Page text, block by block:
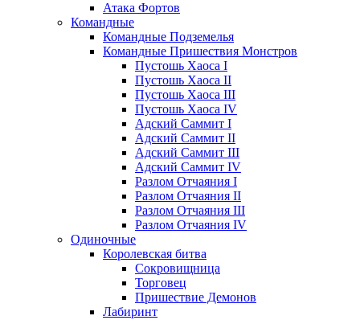
Атака Фортов
Командные
Командные Подземелья
Командные Пришествия Монстров
Пустошь Хаоса I
Пустошь Хаоса II
Пустошь Хаоса III
Пустошь Хаоса IV
Адский Саммит I
Адский Саммит II
Адский Саммит III
Адский Саммит IV
Разлом Отчаяния I
Разлом Отчаяния II
Разлом Отчаяния III
Разлом Отчаяния IV
Одиночные
Королевская битва
Сокровищница
Торговец
Пришествие Демонов
Лабиринт